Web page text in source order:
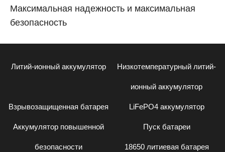
Максимальная надежность и максимальная
безопасность
Литий-ионный аккумулятор Низкотемпературный литий-
ионный аккумулятор
Взрывозащищенная батарея LiFePO4 аккумулятор
Аккумулятор повышенной
безопасности
Пуск батареи
18650 литиевая батарея